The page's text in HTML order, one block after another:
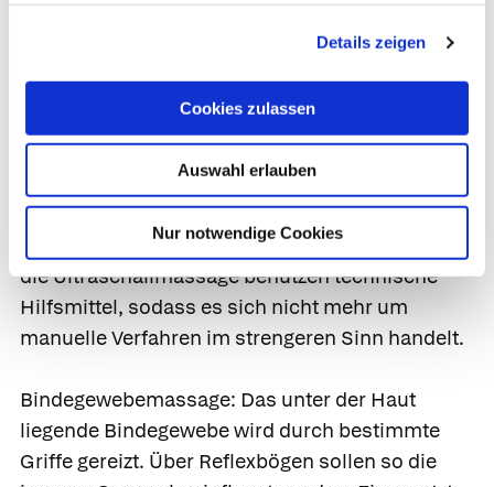
Details zeigen
Cookies zulassen
Auswahl erlauben
Nur notwendige Cookies
teilweise auch meditative Elemente enthalten,
wie etwa die Tuina-Massage (eine chinesische
Massageform, die westliche
Behandlungsformen wieChiropraktik
Akupressur, diemanuelle Therapiesowie
diverse Massagemethoden beinhaltet) oder
Shiatsu. Manche neueren Massageverfahren wie
etwa die Unterwasserdruckstrahlmassage oder
die Ultraschallmassage benutzen technische
Hilfsmittel, sodass es sich nicht mehr um
manuelle Verfahren im strengeren Sinn handelt.
Bindegewebemassage: Das unter der Haut
liegende Bindegewebe wird durch bestimmte
Griffe gereizt. Über Reflexbögen sollen so die